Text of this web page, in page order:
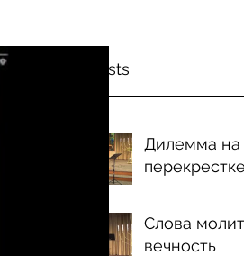
Recent Posts
Дилемма на
перекрестке
Слова
вечность